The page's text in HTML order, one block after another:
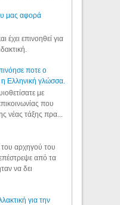
μας αφορά
έχει επινοηθεί για
ποτε ο
η Ελληνική γλώσσα.
με
που
νέας τάξης πρα...
αρχηγού του
από τα
να δει
για την